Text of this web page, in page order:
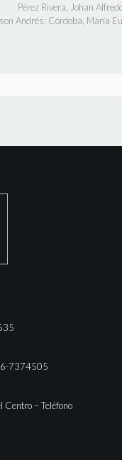
Pérez Rivera, Johan
Andrés; Córdoba, María
7374505
– Teléfono